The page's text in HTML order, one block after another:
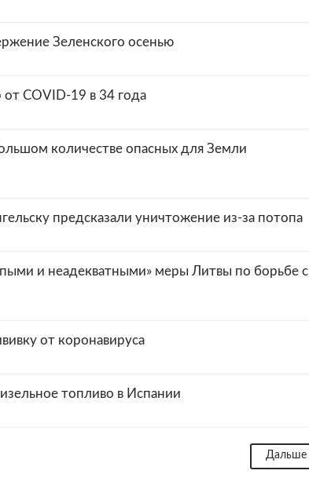
Зеленского осенью
COVID-19 в 34 года
количестве опасных для Земли
предсказали уничтожение из-за потопа
и неадекватными» меры Литвы по борьбе с
от коронавируса
топливо в Испании
Дальше